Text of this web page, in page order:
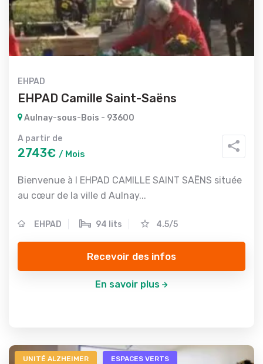
EHPAD
EHPAD Camille Saint-Saëns
Aulnay-sous-Bois - 93600
A partir de
2743€ / Mois
Bienvenue à l EHPAD CAMILLE SAINT SAËNS située
au cœur de la ville d Aulnay...
EHPAD 94 lits 4.5/5
Recevoir des infos
En savoir plus
UNITÉ ALZHEIMER ESPACES VERTS